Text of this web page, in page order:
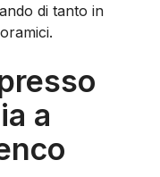
di tanto in
a